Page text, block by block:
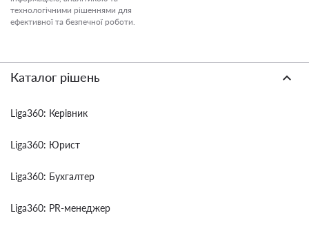
технологічними рішеннями для
ефективної та безпечної роботи.
Каталог рішень
Liga360: Керівник
Liga360: Юрист
Liga360: Бухгалтер
Liga360: PR-менеджер